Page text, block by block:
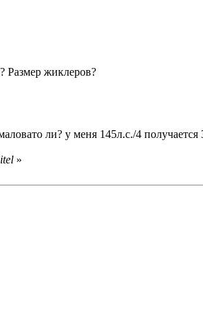
Размер жиклеров?
ли? у меня 145л.с./4
»